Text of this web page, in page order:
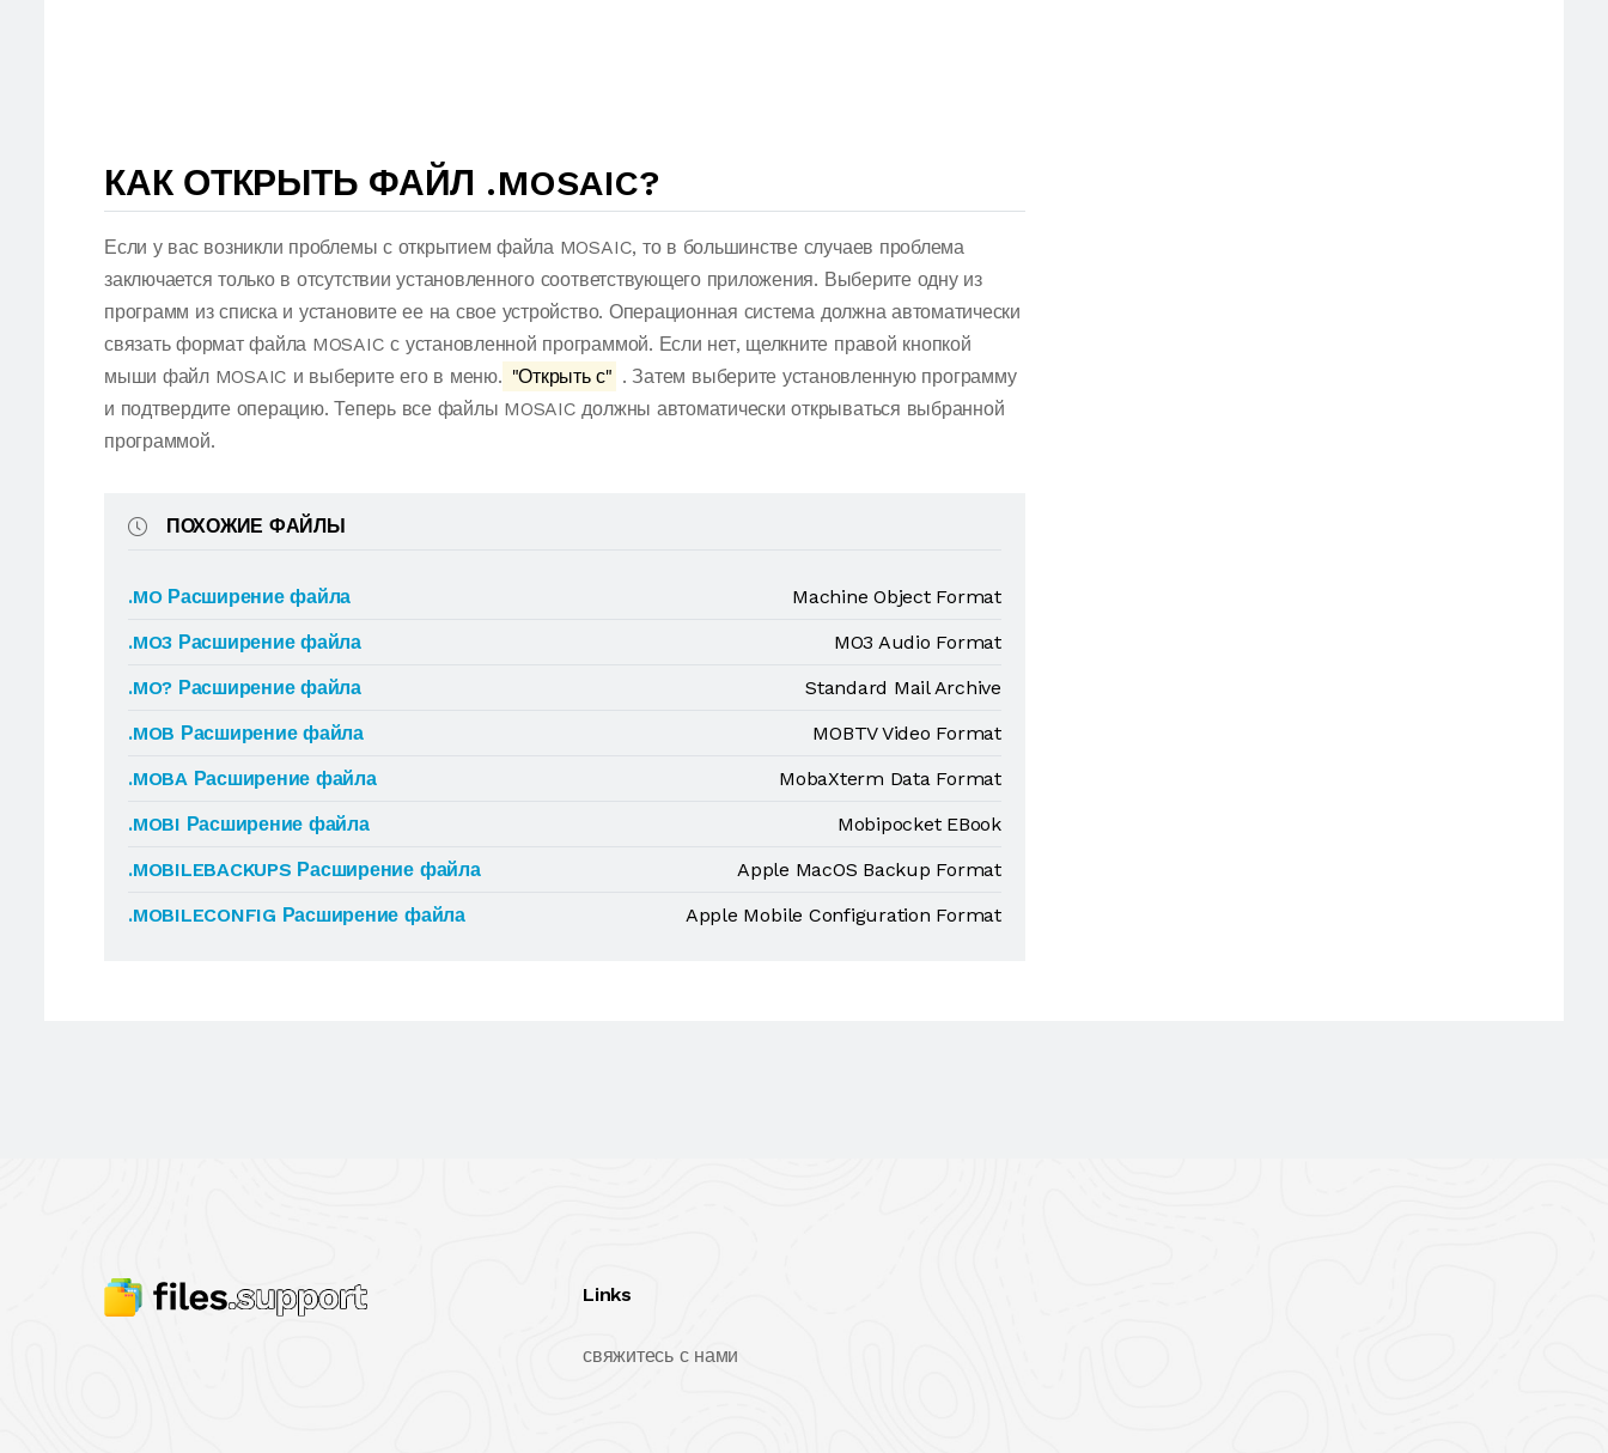
КАК ОТКРЫТЬ ФАЙЛ .MOSAIC?
Если у вас возникли проблемы с открытием файла MOSAIC, то в большинстве случаев проблема
заключается только в отсутствии установленного соответствующего приложения. Выберите одну из
программ из списка и установите ее на свое устройство. Операционная система должна автоматически
связать формат файла MOSAIC с установленной программой. Если нет, щелкните правой кнопкой
мыши файл MOSAIC и выберите его в меню. "Открыть с" . Затем выберите установленную программу
и подтвердите операцию. Теперь все файлы MOSAIC должны автоматически открываться выбранной
программой.
ПОХОЖИЕ ФАЙЛЫ
.MO Расширение файла
Machine Object Format
.MO3 Расширение файла
MO3 Audio Format
.MO? Расширение файла
Standard Mail Archive
.MOB Расширение файла
MOBTV Video Format
.MOBA Расширение файла
MobaXterm Data Format
.MOBI Расширение файла
Mobipocket EBook
.MOBILEBACKUPS Расширение файла
Apple MacOS Backup Format
.MOBILECONFIG Расширение файла
Apple Mobile Configuration Format
Links
свяжитесь с нами